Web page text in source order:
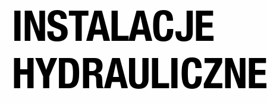
INSTALACJE
HYDRAULICZNE